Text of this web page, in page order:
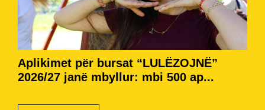
Aplikimet për bursat “LULËZOJNË”
2026/27 janë mbyllur: mbi 500 ap...